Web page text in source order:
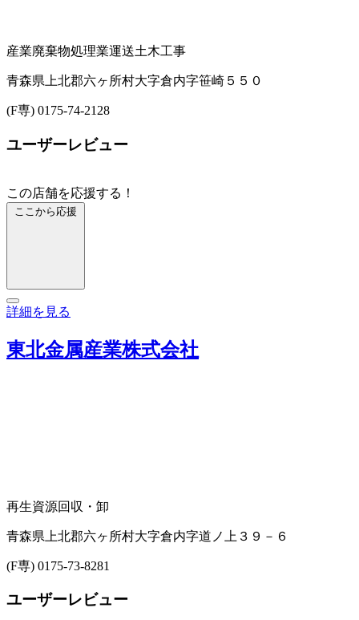
産業廃棄物処理業運送土木工事
青森県上北郡六ヶ所村大字倉内字笹崎５５０
(F専) 0175-74-2128
ユーザーレビュー
この店舗を応援する！
ここから応援
詳細を見る
東北金属産業株式会社
再生資源回収・卸
青森県上北郡六ヶ所村大字倉内字道ノ上３９－６
(F専) 0175-73-8281
ユーザーレビュー